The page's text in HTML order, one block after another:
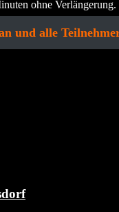
ohne
und alle